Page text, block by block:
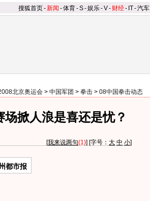
搜狐首页-新闻 -体育-S-娱乐-V- 财经- IT-汽车
北京奥运会 > 中国军团 > 拳击 > 08中国拳击动态
掀人浪是喜还是忧？
[我来说两句(1)] [字号： 大 中 小]
都市报